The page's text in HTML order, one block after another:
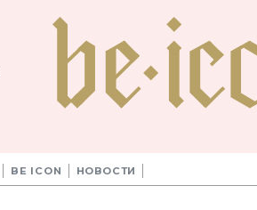
BE ICON НОВОСТИ